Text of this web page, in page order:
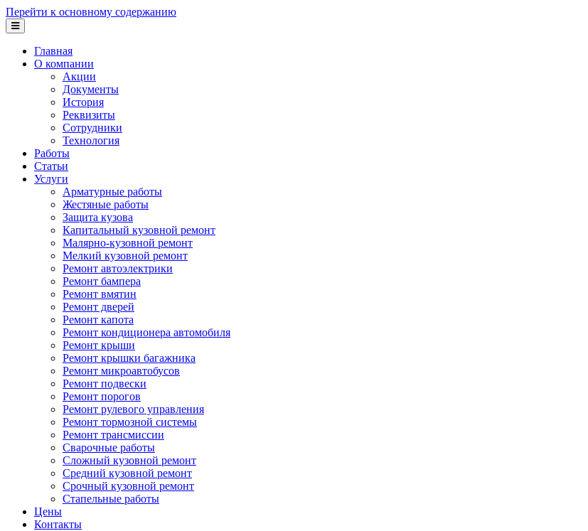
Перейти к основному содержанию
Главная
О компании
Акции
Документы
История
Реквизиты
Сотрудники
Технология
Работы
Статьи
Услуги
Арматурные работы
Жестяные работы
Защита кузова
Капитальный кузовной ремонт
Малярно-кузовной ремонт
Мелкий кузовной ремонт
Ремонт автоэлектрики
Ремонт бампера
Ремонт вмятин
Ремонт дверей
Ремонт капота
Ремонт кондиционера автомобиля
Ремонт крыши
Ремонт крышки багажника
Ремонт микроавтобусов
Ремонт подвески
Ремонт порогов
Ремонт рулевого управления
Ремонт тормозной системы
Ремонт трансмиссии
Сварочные работы
Сложный кузовной ремонт
Средний кузовной ремонт
Срочный кузовной ремонт
Стапельные работы
Цены
Контакты